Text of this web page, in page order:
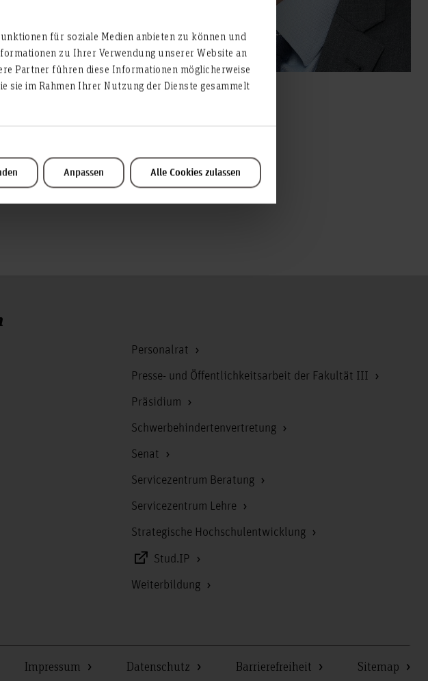
für soziale Medien anbieten zu können und
zu Ihrer Verwendung unserer Website an
Partner führen diese Informationen möglicherweise
sie im Rahmen Ihrer Nutzung der Dienste gesammelt
Anpassen Alle Cookies zulassen
Personalrat
Presse- und Öffentlichkeitsarbeit der Fakultät III
Präsidium
Schwerbehindertenvertretung
Senat
Servicezentrum Beratung
Servicezentrum Lehre
Strategische Hochschulentwicklung
Stud.IP
Weiterbildung
Impressum Datenschutz Barrierefreiheit Sitemap